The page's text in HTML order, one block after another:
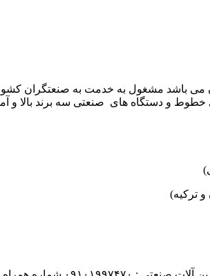
ای مهندسان شرکت زیمنس المان می باشد مشغول به خدمت
خطوط و دستگاه های صنعتی سه برند بالا و
ترکیه)